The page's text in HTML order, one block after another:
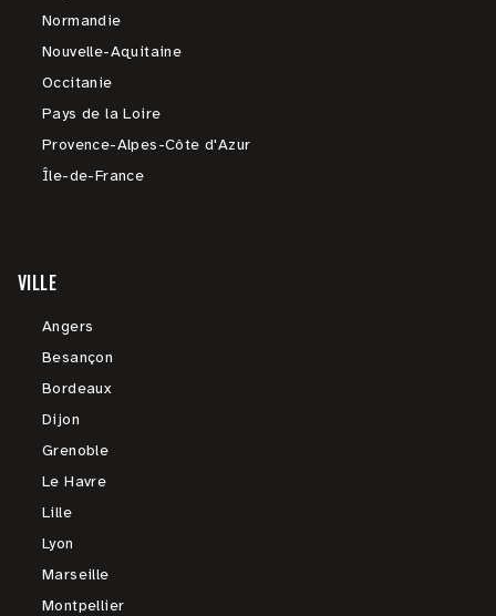
Normandie
Nouvelle-Aquitaine
Occitanie
Pays de la Loire
Provence-Alpes-Côte d'Azur
Île-de-France
VILLE
Angers
Besançon
Bordeaux
Dijon
Grenoble
Le Havre
Lille
Lyon
Marseille
Montpellier